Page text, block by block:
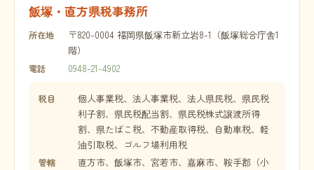
飯塚・直方県税事務所
所在地
〒820-0004 福岡県飯塚市新立岩8-1（飯塚総合庁舎1
階）
電話 0948-21-4902
税目
個人事業税、法人事業税、法人県民税、県民税
利子割、県民税配当割、県民税株式譲渡所得
割、県たばこ税、不動産取得税、自動車税、軽
油引取税、ゴルフ場利用税
管轄
直方市、飯塚市、宮若市、嘉麻市、鞍手郡（小